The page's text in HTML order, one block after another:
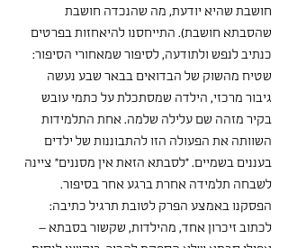
חושבת שהיא יודעת, מה שהנכדה חושבת
שהסבתא חושבת). התייחסנו להיאחזות בפרטים
כנתיב לנפש ולתודעה, לסיפור שמאחורי הסיפור:
שטיח מהשוק של הבדואים בבאר שבע נעשה
גיבור מרכזי, הילדה שמסתכלת על כתמי עובש
בקיר מזהה שם עלילה שלמה. אחת התלמידות
השוותה את הפעולה הזו להתבוננות של ילדים
בעננים בשמיים. "לסבתא הזאת אין מסננים" ציינה
לשבחה תלמידה אחרת ברגע אחר בסיפור.
הפסקנו באמצע הפרק לטובת תרגיל כתיבה:
לכתוב זיכרון אחד, מהילדות, שקשור בסבתא –